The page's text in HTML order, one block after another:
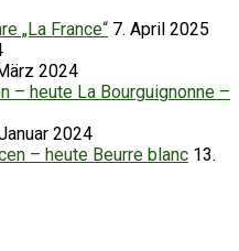
„La France“ 7. April 2025
2024
– heute La Bourguignonne –
2024
– heute Beurre blanc 13.